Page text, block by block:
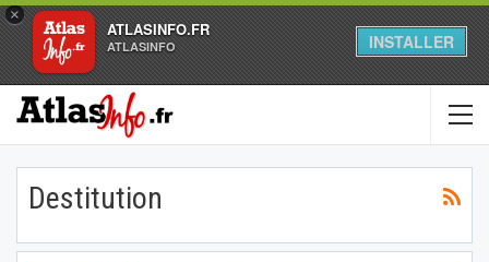
×
ATLASINFO.FR
ATLASINFO INSTALLER
Destitution